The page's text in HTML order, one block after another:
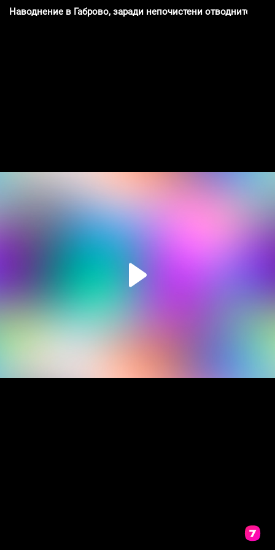
Наводнение в Габрово, заради непочистени отводнителни